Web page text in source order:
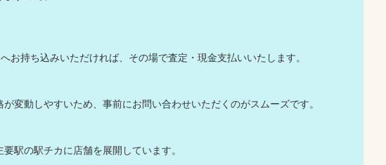
持ち込みいただければ、その場で査定・現金支払いいたします。
変動しやすいため、事前にお問い合わせいただくのがスムーズです。
駅の駅チカに店舗を展開しています。